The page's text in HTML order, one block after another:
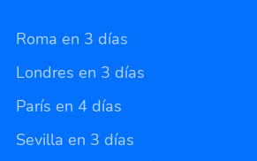
Roma en 3 días
Londres en 3 días
París en 4 días
Sevilla en 3 días